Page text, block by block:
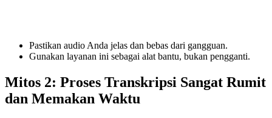
Pastikan audio Anda jelas dan bebas dari gangguan.
Gunakan layanan ini sebagai alat bantu, bukan pengganti.
Mitos 2: Proses Transkripsi Sangat Rumit
dan Memakan Waktu